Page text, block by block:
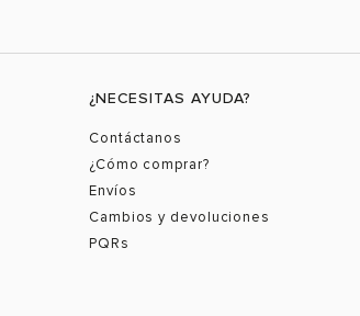
¿NECESITAS AYUDA?
Contáctanos
¿Cómo comprar?
Envíos
Cambios y devoluciones
PQRs